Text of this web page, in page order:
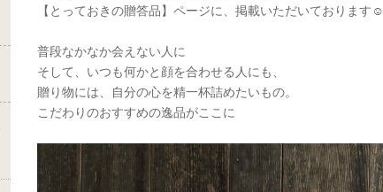
【とっておきの贈答品】ページに、掲載いただいております☺️
普段なかなか会えない人に
そして、いつも何かと顔を合わせる人にも、
贈り物には、自分の心を精一杯詰めたいもの。
こだわりのおすすめの逸品がここに